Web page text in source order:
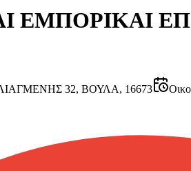
ΕΜΠΟΡΙΚΑΙ
32, ΒΟΥΛΑ, 16673